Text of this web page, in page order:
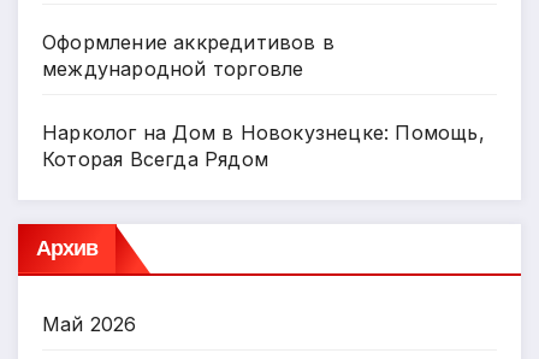
Оформление аккредитивов в
международной торговле
Нарколог на Дом в Новокузнецке: Помощь,
Которая Всегда Рядом
Архив
Май 2026